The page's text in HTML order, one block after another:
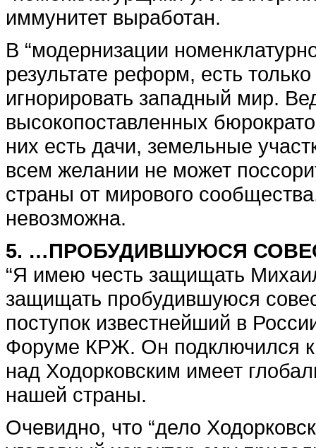
иммунитет выработан.
В “модернизации
результате реформ, есть
игнорировать западный мир.
высокопоставленных
них есть дачи, земельные
всем желании не может
страны от мирового
невозможна.
5. …ПРОБУДИВШУЮСЯ
“Я имею честь защищать
защищать пробудившуюся
поступок известнейший в
Форуме КРЖ. Он подключился к
над Ходорковским имеет
нашей страны.
Очевидно, что “дело